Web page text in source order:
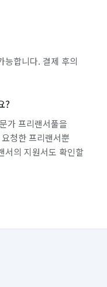
능합니다. 결제 후의
?
가 프리랜서풀을
청한 프리랜서뿐
서의 지원서도 확인할